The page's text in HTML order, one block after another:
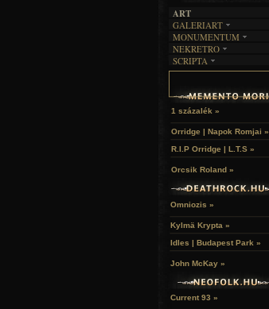
ART
GALERIART
ARTGALERI
KÉPREGÉNYEK
LAKÁSKULTS
MONUMENTUM
TEMETŐK
TEMPLOMOK
HELYEK
NEKRETRO
SZUBKULT
RELIKVIÁK
SCRIPTA
NOVELLÁK
HALÁLTÁNC
1 százalék »
Orridge | Napok Romjai »
R.I.P Orridge | L.T.S »
Orcsik Roland »
Omniozis »
Kylmä Krypta »
Idles | Budapest Park »
John McKay »
Current 93 »